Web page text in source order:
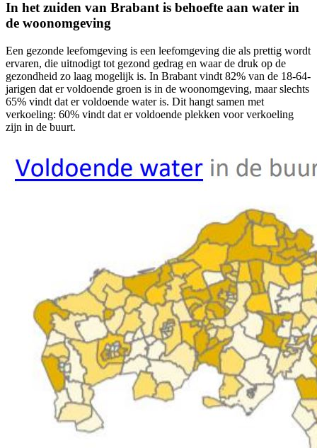
In het zuiden van Brabant is behoefte aan water in
de woonomgeving
Een gezonde leefomgeving is een leefomgeving die als prettig wordt
ervaren, die uitnodigt tot gezond gedrag en waar de druk op de
gezondheid zo laag mogelijk is. In Brabant vindt 82% van de 18-64-
jarigen dat er voldoende groen is in de woonomgeving, maar slechts
65% vindt dat er voldoende water is. Dit hangt samen met
verkoeling: 60% vindt dat er voldoende plekken voor verkoeling
zijn in de buurt.